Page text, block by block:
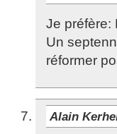
Je préfère:
Un
réformer
Alain